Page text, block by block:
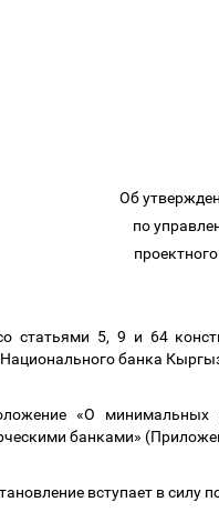
Об
по
статьями 5, 9 и 64
банка
«О минимальных
банками»
вступает в силу